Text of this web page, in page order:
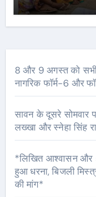
8 और 9 अगस्त को सभी
नागरिक फॉर्म-6 और
सावन के दूसरे सोमवार
लख्खा और स्नेहा सिंह
*लिखित आश्वासन और
हुआ धरना, बिजली
की मांग*